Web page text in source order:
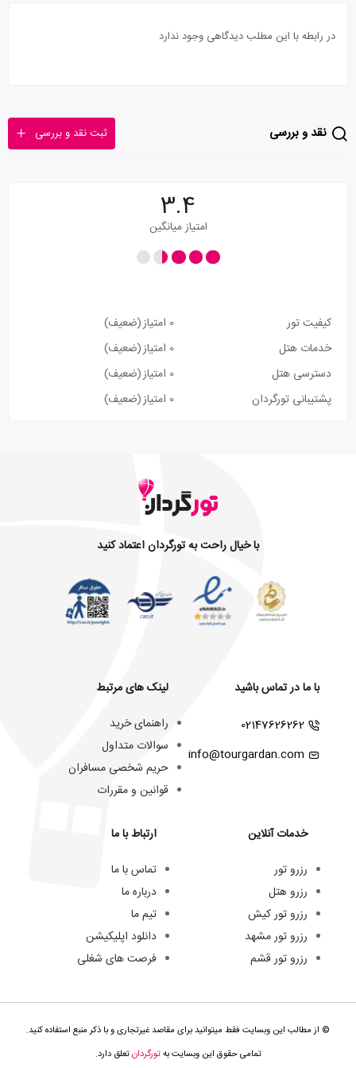
در رابطه با این مطلب دیدگاهی وجود ندارد
نقد و بررسی ثبت نقد و بررسی
3.4
امتیاز میانگین
کیفیت تور 0 امتیاز
(ضعیف)
خدمات هتل
0 امتیاز
(ضعیف)
دسترسی هتل
0 امتیاز
(ضعیف)
پشتیبانی تورگردان
0 امتیاز (ضعیف)
با خیال راحت به تورگردان اعتماد کنید
با ما در تماس باشید
02147626262
info@tourgardan.com
خدمات آنلاین
رزرو تور
رزرو هتل
رزرو تور کیش
رزرو تور مشهد
رزرو تور قشم
لینک های مرتبط
راهنمای خرید
سوالات متداول
حریم شخصی مسافران
قوانین و مقررات
ارتباط با ما
تماس با ما
درباره ما
تیم ما
دانلود اپلیکیشن
فرصت های شغلی
© از مطالب این وبسایت فقط میتوانید برای مقاصد غیرتجاری و با ذکر منبع استفاده کنید.
تمامی حقوق این وبسایت بهتورگردانتعلق دارد.